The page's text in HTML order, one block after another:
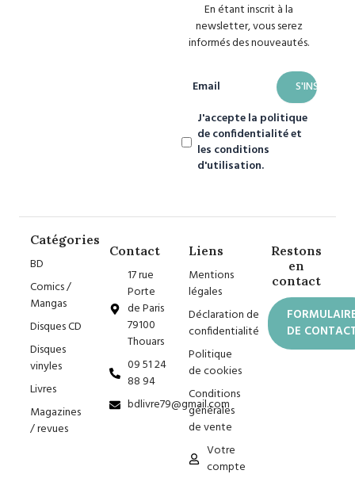
En étant inscrit à la
newsletter, vous serez
informés des nouveautés.
Email
J'accepte la politique
de confidentialité et
les conditions
d'utilisation.
Catégories
BD
Comics /
Mangas
Disques CD
Disques
vinyles
Livres
Magazines
/ revues
Contact
17 rue
Porte
de Paris
79100
Thouars
09 51 24
88 94
bdlivre79@gmail.com
Liens
Mentions
légales
Déclaration de
confidentialité
Politique
de cookies
Conditions
générales
de vente
Votre
compte
Restons
en
contact
DE